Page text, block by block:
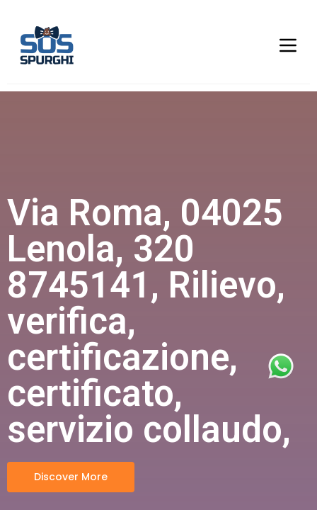
Via Roma, 04025
Lenola, 320
8745141, Rilievo,
verifica,
certificazione,
certificato,
servizio collaudo,
Discover More